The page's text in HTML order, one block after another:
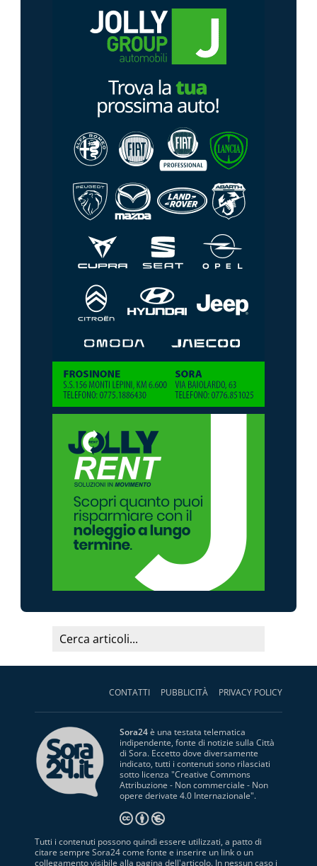
CONTATTI PUBBLICITÀ PRIVACY POLICY
Sora24è una testata telematica
indipendente, fonte di notizie sulla Città
di Sora. Eccetto dove diversamente
indicato, tutti i contenuti sono rilasciati
sotto licenza "Creative Commons
Attribuzione - Non commerciale - Non
opere derivate 4.0 Internazionale".
Tutti i contenuti possono quindi essere utilizzati, a patto di
citare sempre Sora24 come fonte e inserire un link o un
collegamento visibile alla pagina dell'articolo. In nessun caso i